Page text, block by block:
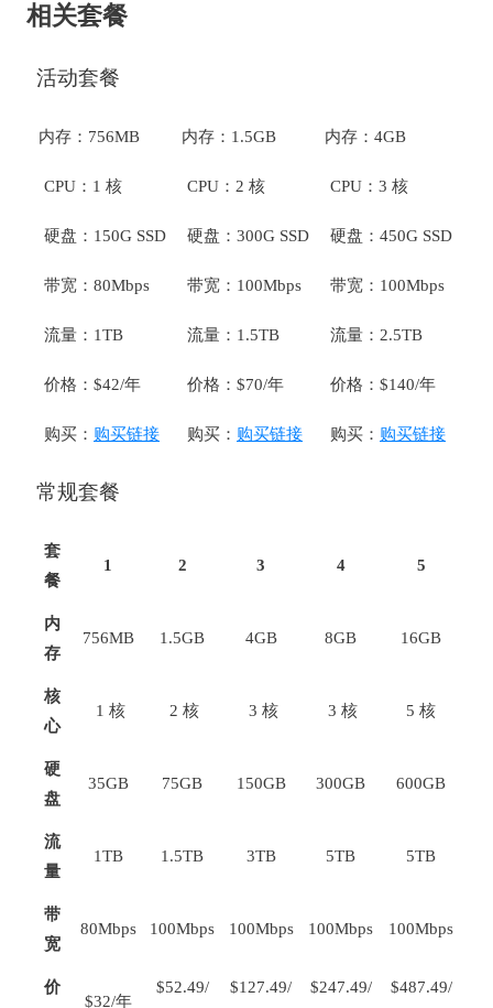
相关套餐
活动套餐
内存：756MB
CPU：1 核
硬盘：150G SSD
带宽：80Mbps
流量：1TB
价格：$42/年
购买： 购买链接
内存：1.5GB
CPU：2 核
硬盘：300G SSD
带宽：100Mbps
流量：1.5TB
价格：$70/年
购买： 购买链接
内存：4GB
CPU：3 核
硬盘：450G SSD
带宽：100Mbps
流量：2.5TB
价格：$140/年
购买： 购买链接
常规套餐
套
餐
1 2 3 4 5
内
存
756MB 1.5GB 4GB 8GB 16GB
核
心
1 核 2 核 3 核 3 核 5 核
硬
盘
35GB 75GB 150GB 300GB 600GB
流
量
1TB 1.5TB 3TB 5TB 5TB
带
宽
80Mbps 100Mbps 100Mbps 100Mbps 100Mbps
价
$32/年
$52.49/
$127.49/
$247.49/
$487.49/